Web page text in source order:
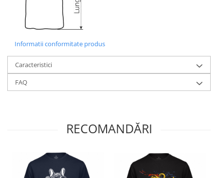
Informatii conformitate produs
Caracteristici
FAQ
RECOMANDĂRI